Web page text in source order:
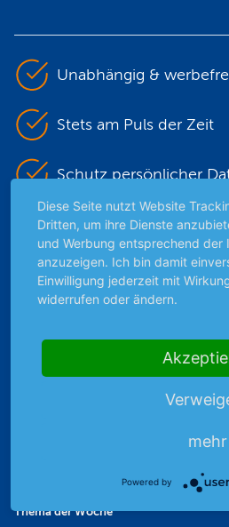
Unabhängig &
Stets am Puls der Zeit
Schutz persönlicher
Sicher mit SSL-
Highlights
Börsengerüchte
Thema der Woche
Diese Seite nutzt Website
Dritten, um ihre Dienste
und Werbung entsprechend der
anzuzeigen. Ich bin damit
Einwilligung jederzeit mit
widerrufen oder ändern.
mehr
Powered by